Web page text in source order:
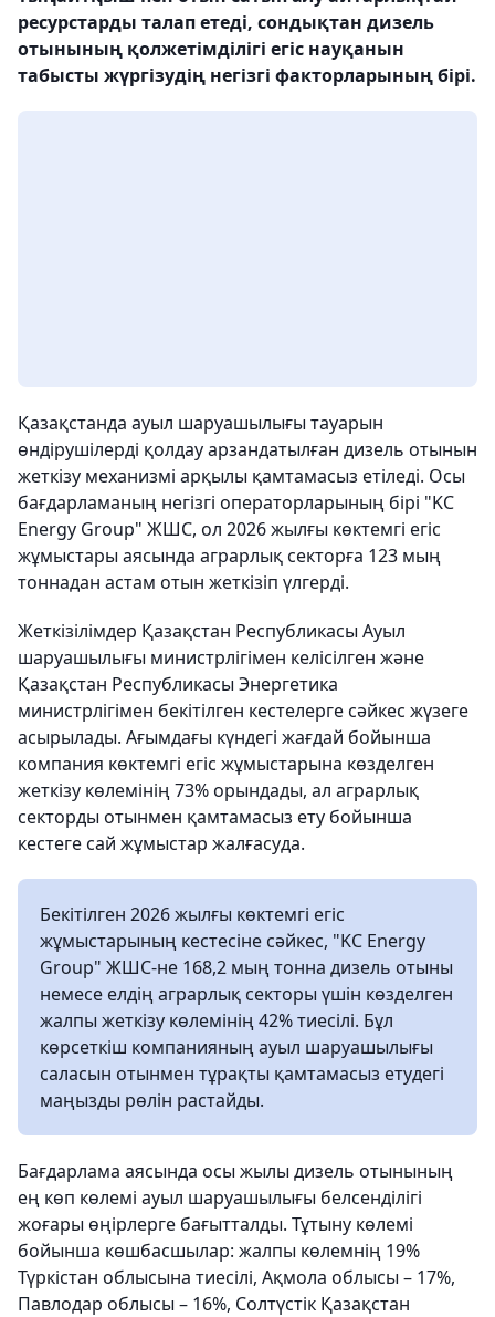
ресурстарды талап етеді, сондықтан дизель
отынының қолжетімділігі егіс науқанын
табысты жүргізудің негізгі факторларының бірі.
Қазақстанда ауыл шаруашылығы тауарын
өндірушілерді қолдау арзандатылған дизель отынын
жеткізу механизмі арқылы қамтамасыз етіледі. Осы
бағдарламаның негізгі операторларының бірі "KC
Energy Group" ЖШС, ол 2026 жылғы көктемгі егіс
жұмыстары аясында аграрлық секторға 123 мың
тоннадан астам отын жеткізіп үлгерді.
Жеткізілімдер Қазақстан Республикасы Ауыл
шаруашылығы министрлігімен келісілген және
Қазақстан Республикасы Энергетика
министрлігімен бекітілген кестелерге сәйкес жүзеге
асырылады. Ағымдағы күндегі жағдай бойынша
компания көктемгі егіс жұмыстарына көзделген
жеткізу көлемінің 73% орындады, ал аграрлық
секторды отынмен қамтамасыз ету бойынша
кестеге сай жұмыстар жалғасуда.
Бекітілген 2026 жылғы көктемгі егіс
жұмыстарының кестесіне сәйкес, "KC Energy
Group" ЖШС-не 168,2 мың тонна дизель отыны
немесе елдің аграрлық секторы үшін көзделген
жалпы жеткізу көлемінің 42% тиесілі. Бұл
көрсеткіш компанияның ауыл шаруашылығы
саласын отынмен тұрақты қамтамасыз етудегі
маңызды рөлін растайды.
Бағдарлама аясында осы жылы дизель отынының
ең көп көлемі ауыл шаруашылығы белсенділігі
жоғары өңірлерге бағытталды. Тұтыну көлемі
бойынша көшбасшылар: жалпы көлемнің 19%
Түркістан облысына тиесілі, Ақмола облысы – 17%,
Павлодар облысы – 16%, Солтүстік Қазақстан